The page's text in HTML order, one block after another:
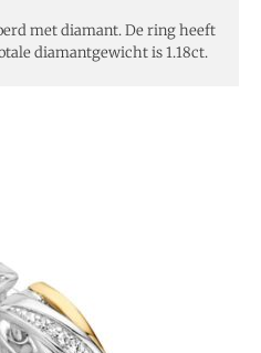
met diamant. De ring heeft
diamantgewicht is 1.18ct.